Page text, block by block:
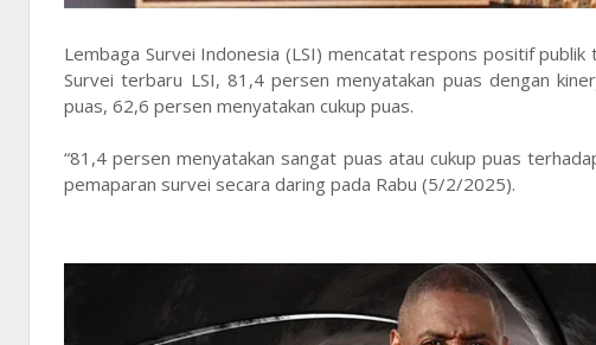
Lembaga Survei Indonesia (LSI) mencatat respons positif
Survei terbaru LSI, 81,4 persen menyatakan puas dengan
puas, 62,6 persen menyatakan cukup puas.
“81,4 persen menyatakan sangat puas atau cukup puas
pemaparan survei secara daring pada Rabu (5/2/2025).